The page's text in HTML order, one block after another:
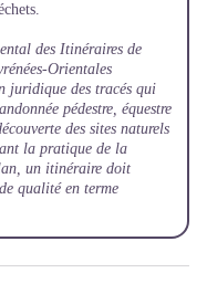
des Itinéraires de
Orientales
juridique des tracés qui
pédestre, équestre
des sites naturels
la pratique de la
un itinéraire doit
qualité en terme